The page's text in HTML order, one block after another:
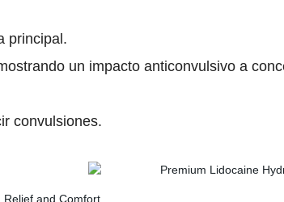
principal.
un impacto anticonvulsivo a
convulsiones.